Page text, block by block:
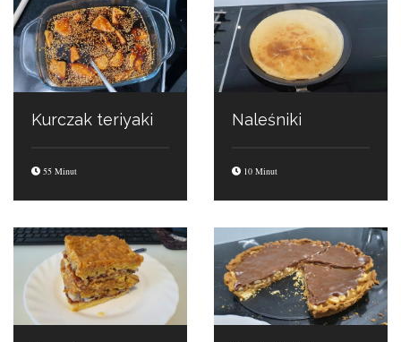
Kurczak teriyaki
55 Minut
Naleśniki
10 Minut